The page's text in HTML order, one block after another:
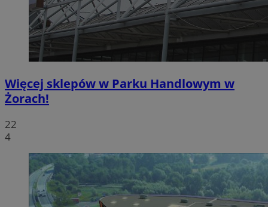
Więcej sklepów w Parku Handlowym w
Żorach!
22
4